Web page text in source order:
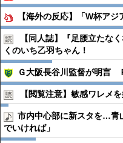
【海外の反応】「W杯ア
【同人誌】『足腰立たな
くのいち乙羽ちゃん！
Ｇ大阪長谷川監督が明言
【閲覧注意】敏感ワレメ
市内中心部に新スタを…青
でいければ」